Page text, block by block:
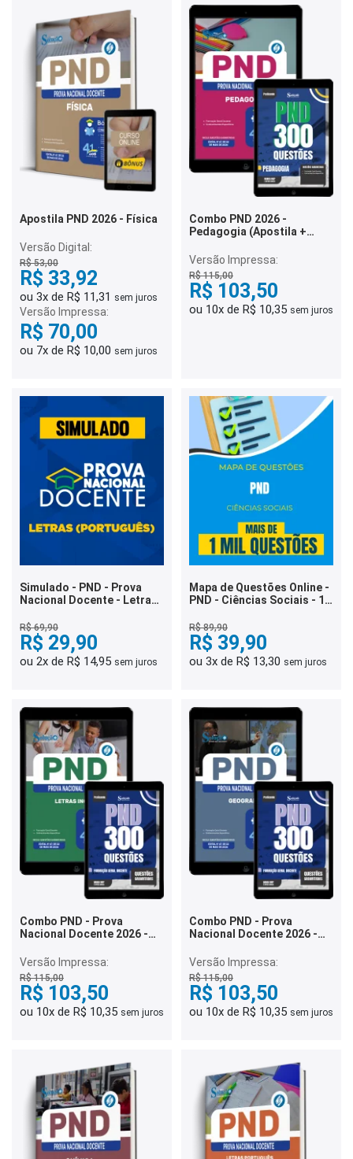
Apostila PND 2026 - Física
Versão Digital:
R$ 53,00
R$ 33,92
ou 3x de R$ 11,31 sem juros
Versão Impressa:
R$ 70,00
ou 7x de R$ 10,00 sem juros
Combo PND 2026 -
Pedagogia (Apostila +
Versão Impressa:
R$ 115,00
R$ 103,50
ou 10x de R$ 10,35 sem juros
Simulado - PND - Prova
Nacional Docente - Letras
R$ 69,90
R$ 29,90
ou 2x de R$ 14,95 sem juros
Mapa de Questões Online -
PND - Ciências Sociais - 1
R$ 89,90
R$ 39,90
ou 3x de R$ 13,30 sem juros
Combo PND - Prova
Nacional Docente 2026 -
Versão Impressa:
R$ 115,00
R$ 103,50
ou 10x de R$ 10,35 sem juros
Combo PND - Prova
Nacional Docente 2026 -
Versão Impressa:
R$ 115,00
R$ 103,50
ou 10x de R$ 10,35 sem juros